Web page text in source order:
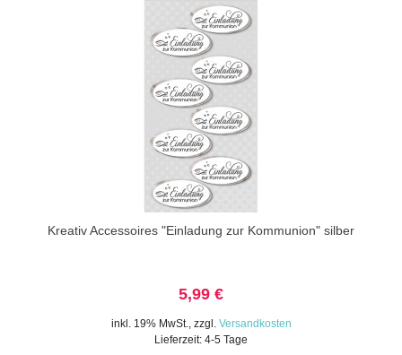
Kreativ Accessoires "Einladung zur Kommunion" silber
5,99 €
inkl. 19% MwSt., zzgl. Versandkosten
Lieferzeit: 4-5 Tage